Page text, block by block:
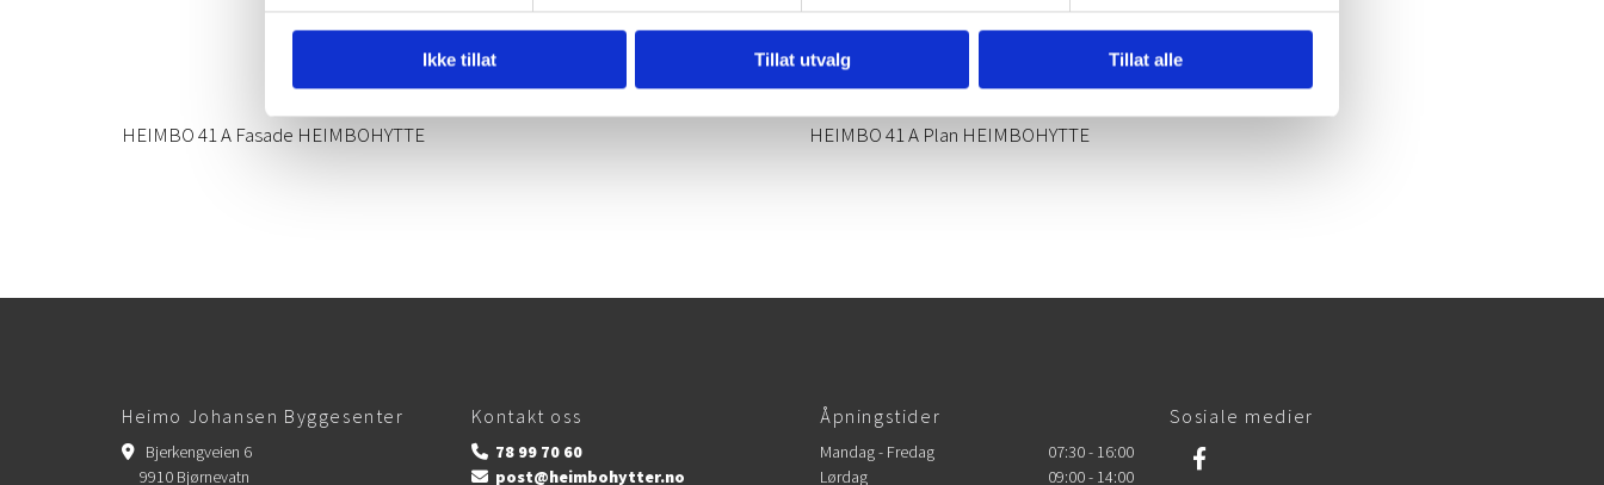
Ikke tillat Tillat utvalg Tillat alle
HEIMBO 41 A Fasade HEIMBOHYTTE HEIMBO 41 A Plan HEIMBOHYTTE
Heimo Johansen Byggesenter

Bjerkengveien 6
9910 Bjørnevatn
Kontakt oss
 78 99 70 60
 post@heimbohytter.no
Åpningstider
Mandag - Fredag
07:30 - 16:00
Lørdag
09:00 - 14:00
Sosiale medier